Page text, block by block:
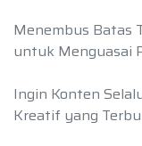
Menembus Batas
untuk Menguasai
Ingin Konten
Kreatif yang